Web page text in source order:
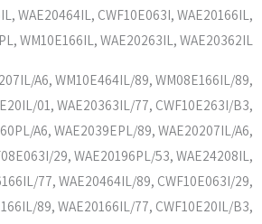
WAE20464IL, CWF10E063I, WAE20166IL,
WM10E166IL, WAE20263IL, WAE20362IL
A6, WM10E464IL/89, WM08E166IL/89,
01, WAE20363IL/77, CWF10E263I/B3,
A6, WAE2039EPL/89, WAE20207IL/A6,
29, WAE20196PL/53, WAE24208IL,
77, WAE20464IL/89, CWF10E063I/29,
89, WAE20166IL/77, CWF10E20IL/B3,